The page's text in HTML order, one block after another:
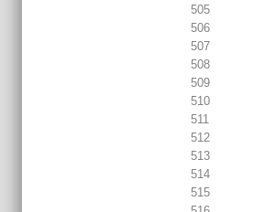
505
506
507
508
509
510
511
512
513
514
515